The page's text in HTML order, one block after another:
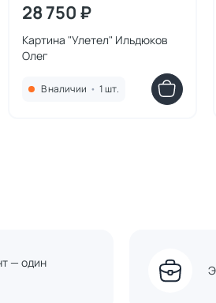
28 750 ₽
Картина "Улетел" Ильдюков
Олег
В наличии • 1 шт.
— один